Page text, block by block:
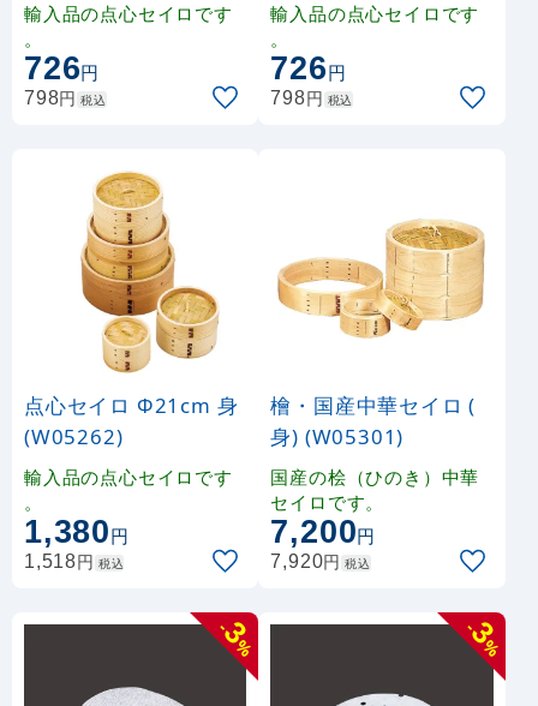
輸入品の点心セイロです
。
726円
798円 税込
輸入品の点心セイロです
。
726円
798円 税込
点心セイロ Φ21cm 身
(W05262)
輸入品の点心セイロです
。
1,380円
1,518円 税込
檜・国産中華セイロ (
身) (W05301)
国産の桧（ひのき）中華
セイロです。
7,200円
7,920円 税込
-
3
%
-
3
%